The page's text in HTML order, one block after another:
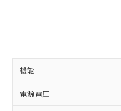
機能
電源電圧